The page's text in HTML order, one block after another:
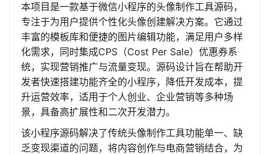
本项目是一款基于微信小程序的头像制作工具源码，
专注于为用户提供个性化头像创建解决方案。它通过
丰富的模板库和便捷的图片编辑功能，满足用户多样
化需求，同时集成CPS（Cost Per Sale）优惠券系
统，实现营销推广与流量变现。源码设计旨在帮助开
发者快速搭建功能齐全的小程序，降低开发成本，提
升运营效率，适用于个人创业、企业营销等多种场
景，具备高扩展性和二次开发潜力。
该小程序源码解决了传统头像制作工具功能单一、缺
乏变现渠道的问题，将内容创作与电商营销结合，为